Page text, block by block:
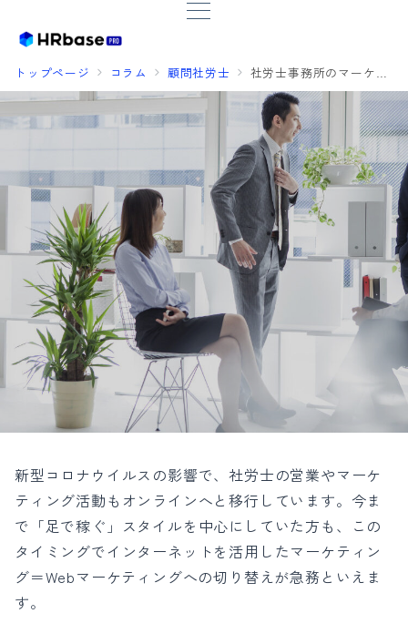
トップページ コラム 顧問社労士 社労士事務所のマーケティング｜営業との違いと、Webマーケ手法を一気に解説
新型コロナウイルスの影響で、社労士の営業やマーケ
ティング活動もオンラインへと移行しています。今ま
で「足で稼ぐ」スタイルを中心にしていた方も、この
タイミングでインターネットを活用したマーケティン
グ＝Webマーケティングへの切り替えが急務といえま
す。